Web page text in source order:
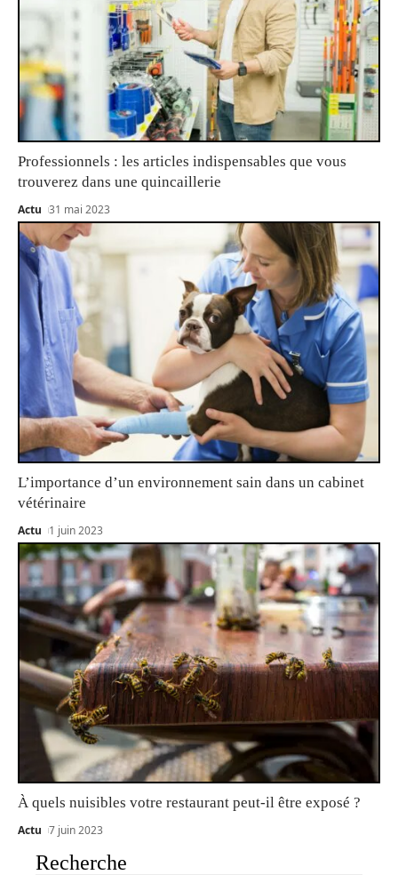
Professionnels : les articles indispensables que vous
trouverez dans une quincaillerie
Actu 31 mai 2023
L’importance d’un environnement sain dans un cabinet
vétérinaire
Actu 1 juin 2023
À quels nuisibles votre restaurant peut-il être exposé ?
Actu 7 juin 2023
Recherche